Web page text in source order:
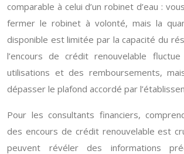
comparable à celui d’un robinet d’eau :
fermer le robinet à volonté, mais la
disponible est limitée par la capacité du
l’encours de crédit renouvelable
utilisations et des remboursements,
dépasser le plafond accordé par
Pour les consultants financiers,
des encours de crédit renouvelable est
peuvent révéler des informations